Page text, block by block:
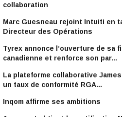
collaboration
Marc Guesneau rejoint Intuiti en
Directeur des Opérations
Tyrex annonce l’ouverture de sa
canadienne et renforce son par...
La plateforme collaborative
un taux de conformité RGA...
Inqom affirme ses ambitions